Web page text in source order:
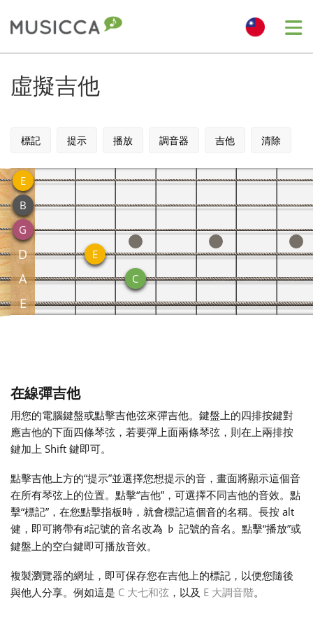
Deutsch
English
한국어
हिन्दी
Italiano
日本語
虛擬吉他
標記 提示 播放 調音器 吉他 清除
E
B
G
D
A
E
E
C
在線彈吉他
用您的電腦鍵盤或點擊吉他弦來彈吉他。鍵盤上的四排按鍵對
應吉他的下面四條琴弦，若要彈上面兩條琴弦，則在上兩排按
鍵加上 Shift 鍵即可。
點擊吉他上方的“提示”並選擇您想提示的音，畫面將顯示這個音
在所有琴弦上的位置。點擊“吉他”，可選擇不同吉他的音效。點
擊“標記”，在您點擊指板時，就會標記這個音的名稱。長按 alt
健，即可將帶有♯記號的音名改為 ♭ 記號的音名。點擊“播放”或
鍵盤上的空白鍵即可播放音效。
複製瀏覽器的網址，即可保存您在吉他上的標記，以便您隨後
與他人分享。例如這是 C 大七和弦 ，以及 E 大調音階。